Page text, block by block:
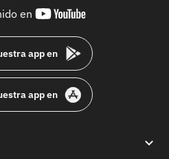
en
youtube-
app en
app en